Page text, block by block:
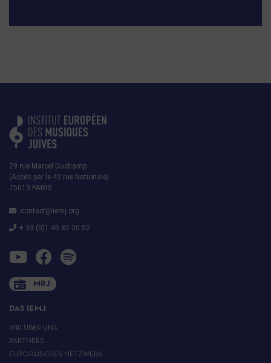
29 rue Marcel Duchamp
(Accès par le 42 rue Nationale)
75013 PARIS
contact@iemj.org
+ 33 (0)1 45 82 20 52
MRJ
DAS IEMJ
WIR ÜBER UNS
PARTNERS
EUROPÄISCHES NETZWERK